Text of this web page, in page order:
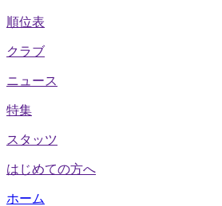
順位表
クラブ
ニュース
特集
スタッツ
はじめての方へ
ホーム